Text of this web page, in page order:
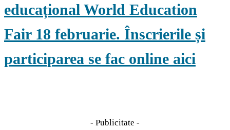
educațional World Education
Fair 18 februarie. Înscrierile și
participarea se fac online aici
- Publicitate -